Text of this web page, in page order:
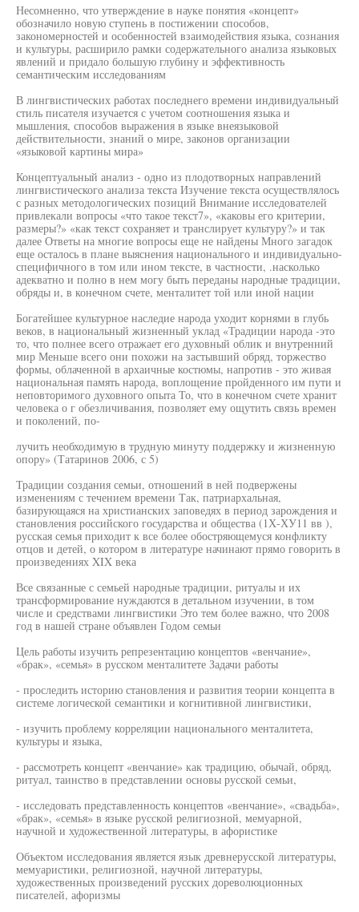
Несомненно, что утверждение в науке понятия «концепт»
обозначило новую ступень в постижении способов,
закономерностей и особенностей взаимодействия языка, сознания
и культуры, расширило рамки содержательного анализа языковых
явлений и придало большую глубину и эффективность
семантическим исследованиям
В лингвистических работах последнего времени индивидуальный
стиль писателя изучается с учетом соотношения языка и
мышления, способов выражения в языке внеязыковой
действительности, знаний о мире, законов организации
«языковой картины мира»
Концептуальный анализ - одно из плодотворных направлений
лингвистического анализа текста Изучение текста осуществлялось
с разных методологических позиций Внимание исследователей
привлекали вопросы «что такое текст7», «каковы его критерии,
размеры?» «как текст сохраняет и транслирует культуру?» и так
далее Ответы на многие вопросы еще не найдены Много загадок
еще осталось в плане выяснения национального и индивидуально-
специфичного в том или ином тексте, в частности, .насколько
адекватно и полно в нем могу быть переданы народные традиции,
обряды и, в конечном счете, менталитет той или иной нации
Богатейшее культурное наследие народа уходит корнями в глубь
веков, в национальный жизненный уклад «Традиции народа -это
то, что полнее всего отражает его духовный облик и внутренний
мир Меньше всего они похожи на застывший обряд, торжество
формы, облаченной в архаичные костюмы, напротив - это живая
национальная память народа, воплощение пройденного им пути и
неповторимого духовного опыта То, что в конечном счете хранит
человека о г обезличивания, позволяет ему ощутить связь времен
и поколений, по-
лучить необходимую в трудную минуту поддержку и жизненную
опору» (Татаринов 2006, с 5)
Традиции создания семьи, отношений в ней подвержены
изменениям с течением времени Так, патриархальная,
базирующаяся на христианских заповедях в период зарождения и
становления российского государства и общества (1Х-ХУ11 вв ),
русская семья приходит к все более обостряющемуся конфликту
отцов и детей, о котором в литературе начинают прямо говорить в
произведениях XIX века
Все связанные с семьей народные традиции, ритуалы и их
трансформирование нуждаются в детальном изучении, в том
числе и средствами лингвистики Это тем более важно, что 2008
год в нашей стране объявлен Годом семьи
Цель работы изучить репрезентацию концептов «венчание»,
«брак», «семья» в русском менталитете Задачи работы
- проследить историю становления и развития теории концепта в
системе логической семантики и когнитивной лингвистики,
- изучить проблему корреляции национального менталитета,
культуры и языка,
- рассмотреть концепт «венчание» как традицию, обычай, обряд,
ритуал, таинство в представлении основы русской семьи,
- исследовать представленность концептов «венчание», «свадьба»,
«брак», «семья» в языке русской религиозной, мемуарной,
научной и художественной литературы, в афористике
Объектом исследования является язык древнерусской литературы,
мемуаристики, религиозной, научной литературы,
художественных произведений русских дореволюционных
писателей, афоризмы